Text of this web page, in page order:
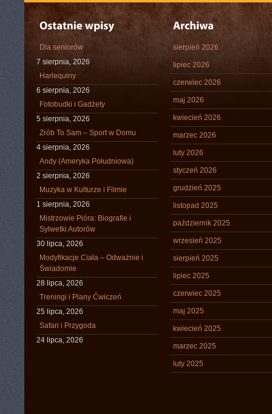
Dla seniorów
7 sierpnia, 2026
Harlequiny
6 sierpnia, 2026
Fotobudki i Gadżety
5 sierpnia, 2026
Zrób To Sam – Sport w Domu
4 sierpnia, 2026
Andy (Ameryka Południowa)
2 sierpnia, 2026
Muzyka w Kulturze i Filmie
1 sierpnia, 2026
Mistrzowie Pióra: Biografie i
Sylwetki Autorów
30 lipca, 2026
Modyfikacje Ciała – Odważnie i
Świadomie
28 lipca, 2026
Treningi i Plany Ćwiczeń
25 lipca, 2026
Safari i Przygoda
24 lipca, 2026
sierpień 2026
lipiec 2026
czerwiec 2026
maj 2026
kwiecień 2026
marzec 2026
luty 2026
styczeń 2026
grudzień 2025
listopad 2025
październik 2025
wrzesień 2025
sierpień 2025
lipiec 2025
czerwiec 2025
maj 2025
kwiecień 2025
marzec 2025
luty 2025